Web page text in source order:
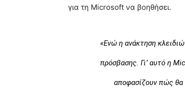
για τη Microsoft να βοηθήσει.
«Ενώ η ανάκτηση
πρόσβασης. Γι’ αυτό η
αποφασίζουν πώς θα